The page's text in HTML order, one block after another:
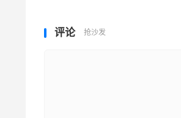
评论 抢沙发